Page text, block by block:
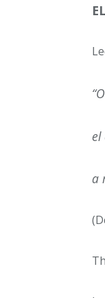
el
a